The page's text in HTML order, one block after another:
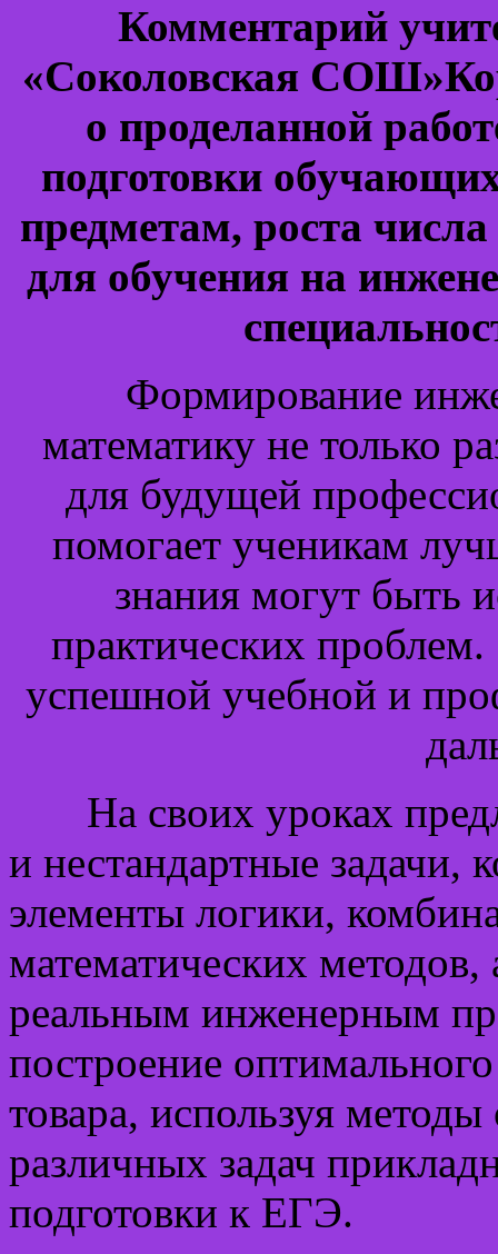
Комментарий
«Соколовская СОШ»
о проделанной
подготовки
предметам, роста
для обучения на
Формирование
математику не только
для будущей
помогает ученикам
знания могут быть
практических проблем.
успешной учебной и
На своих уроках
и нестандартные задачи,
элементы логики,
математических
реальным инженерным
построение
товара, используя
различных задач
подготовки к ЕГЭ.